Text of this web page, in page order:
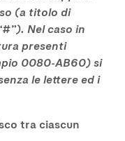
(a titolo di
Nel caso in
presenti
0080-AB60) si
le lettere ed i
tra ciascun